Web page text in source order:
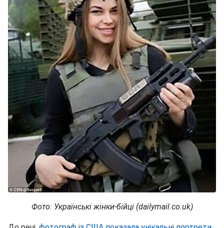
Фото: Українські жінки-бійці (dailymail.co.uk)